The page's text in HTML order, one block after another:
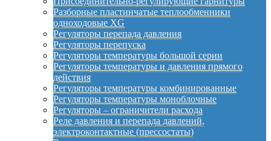
Разборные пластинчатые теплообменники
одноходовые XG
Регуляторы перепада давления
Регуляторы перепуска
Регуляторы температуры большой серии
Регуляторы температуры и давления прямого
действия
Регуляторы температуры комбинированные
Регуляторы температуры моноблочные
Регуляторы – ограничители расхода
Реле давления и перепада давлений,
электроконтактные (прессостаты)